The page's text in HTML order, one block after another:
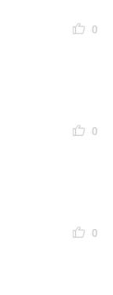
0
0
0